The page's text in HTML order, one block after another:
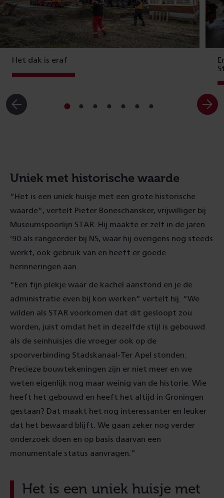
Het dak is eraf
Ga
Ga
Ga
Ga
Ga
Ga
Ga
Uniek met historische waarde
“Het is een uniek huisje met een grote historische
waarde”, vertelt Pieter Boneschansker, vrijwilliger bij
Museumspoorlijn STAR. Hij maakte er zelf in de jaren
’90 als rangeerder bij NS, waar hij overigens nog steeds
werkt, ook gebruik van en heeft er goede
herinneringen aan.
“Een fijn plekje waar de kachel aanstond en je de
administratie even bij kon werken” vertelt hij. “We
wilden als STAR voorkomen dat dit gesloopt zou
worden, juist omdat het in dezelfde stijl is gebouwd
als de seinhuisjes die vroeger ook op de
spoorverbinding Stadskanaal-Ter Apel stonden.
Precieze bouwtekeningen zijn er niet meer en we
weten eigenlijk nog maar weinig van de historie. Wie
heeft het gebouwd en heeft het altijd in Groningen
gestaan? Dat maakt het nog interessanter en leuker
dat het bewaard blijft. We gaan zeker nog verder
onderzoek doen en op basis daarvan een
monumentale status aanvragen.”
Het is een uniek huisje met